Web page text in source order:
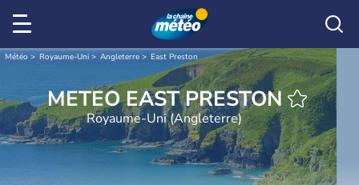
Météo Royaume-Uni Angleterre East Preston
METEO EAST PRESTON
Royaume-Uni (Angleterre)